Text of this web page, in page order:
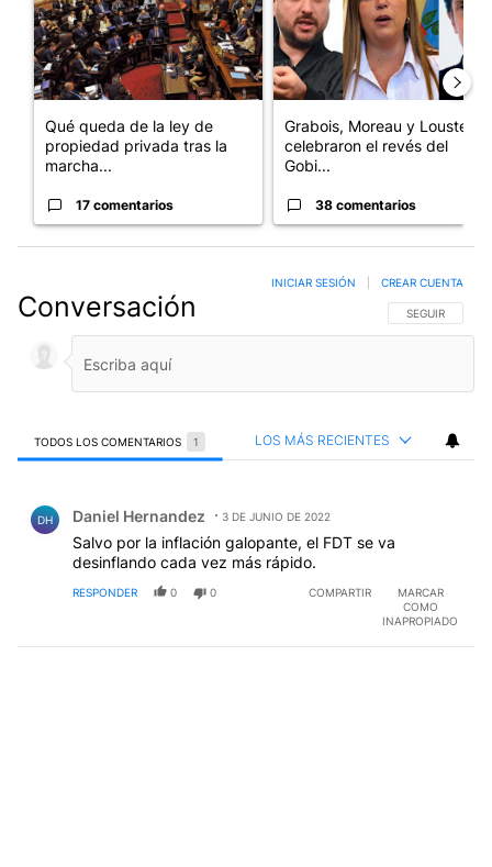
Qué queda de la ley de
propiedad privada tras la
marcha...
17 comentarios
Grabois, Moreau y Lousteau
celebraron el revés del
Gobi...
38 comentarios
Conversación SIGA ESTA
SEGUIR
INICIAR SESIÓN CREAR CUENTA
TODOS LOS COMENTARIOS 1 LOS MÁS RECIENTES
DH Daniel Hernandez 3 DE JUNIO DE 2022
Salvo por la inflación galopante, el FDT se va
desinflando cada vez más rápido.
RESPONDER 0 0 COMPARTIR
MARCAR
COMO
INAPROPIADO